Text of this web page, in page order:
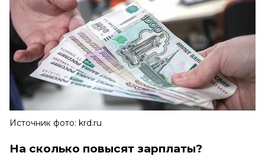
Источник фото: krd.ru
На сколько повысят зарплаты?